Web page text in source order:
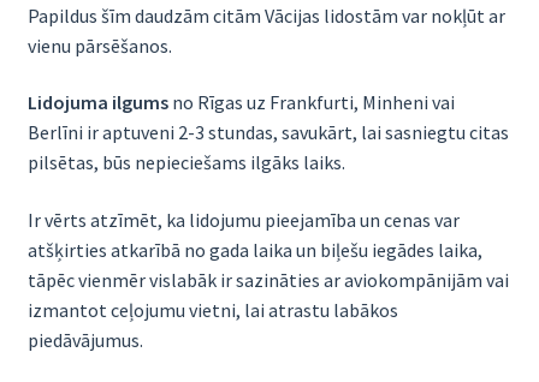
Papildus šīm daudzām citām Vācijas lidostām var nokļūt ar
vienu pārsēšanos.
Lidojuma ilgumsno Rīgas uz Frankfurti, Minheni vai
Berlīni ir aptuveni 2-3 stundas, savukārt, lai sasniegtu citas
pilsētas, būs nepieciešams ilgāks laiks.
Ir vērts atzīmēt, ka lidojumu pieejamība un cenas var
atšķirties atkarībā no gada laika un biļešu iegādes laika,
tāpēc vienmēr vislabāk ir sazināties ar aviokompānijām vai
izmantot ceļojumu vietni, lai atrastu labākos
piedāvājumus.